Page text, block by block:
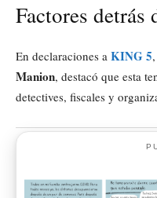
Factores
En declaraciones a KING 5
Manion, destacó que esta
detectives, fiscales y